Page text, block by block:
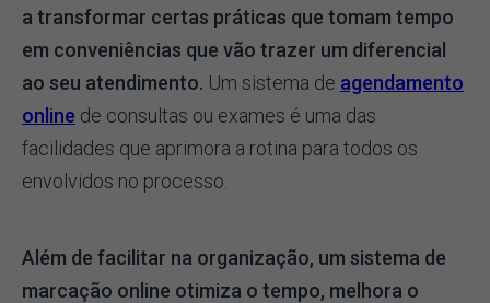
a transformar certas práticas que tomam tempo
em conveniências que vão trazer um diferencial
ao seu atendimento. Um sistema de agendamento
online de consultas ou exames é uma das
facilidades que aprimora a rotina para todos os
envolvidos no processo.
Além de facilitar na organização, um sistema de
marcação online otimiza o tempo, melhora o